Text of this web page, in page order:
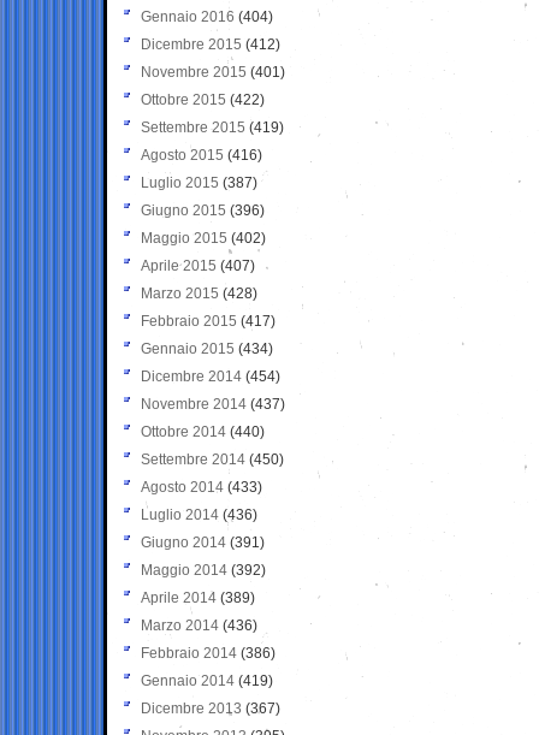
Gennaio 2016 (404)
Dicembre 2015 (412)
Novembre 2015 (401)
Ottobre 2015 (422)
Settembre 2015 (419)
Agosto 2015 (416)
Luglio 2015 (387)
Giugno 2015 (396)
Maggio 2015 (402)
Aprile 2015 (407)
Marzo 2015 (428)
Febbraio 2015 (417)
Gennaio 2015 (434)
Dicembre 2014 (454)
Novembre 2014 (437)
Ottobre 2014 (440)
Settembre 2014 (450)
Agosto 2014 (433)
Luglio 2014 (436)
Giugno 2014 (391)
Maggio 2014 (392)
Aprile 2014 (389)
Marzo 2014 (436)
Febbraio 2014 (386)
Gennaio 2014 (419)
Dicembre 2013 (367)